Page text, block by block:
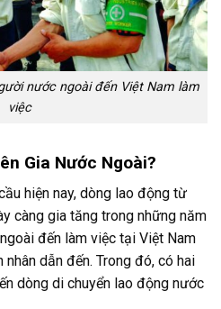
nước ngoài đến Việt Nam làm
việc
Gia Nước Ngoài?
hiện nay, dòng lao động từ
càng gia tăng trong những năm
đến làm việc tại Việt Nam
nhân dẫn đến. Trong đó, có hai
dòng di chuyển lao động nước